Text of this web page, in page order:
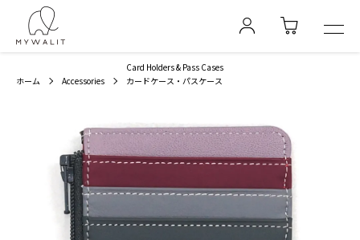
ホーム Accessories
Card Holders & Pass Cases
カードケース・パスケース